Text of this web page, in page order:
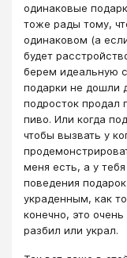
одинаковые
тоже рады тому,
одинаковом (а
будет
берем идеальную
подарки не дошли
подросток продал
пиво. Или когда
чтобы вызвать у
меня есть, а у
поведения
украденным, как
конечно, это
разбил или украл.